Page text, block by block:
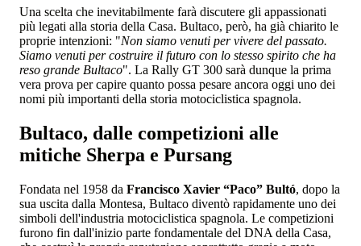
Una scelta che inevitabilmente farà discutere gli appassionati
più legati alla storia della Casa. Bultaco, però, ha già chiarito le
proprie intenzioni: "Non siamo venuti per vivere del passato.
Siamo venuti per costruire il futuro con lo stesso spirito che ha
reso grande Bultaco". La Rally GT 300 sarà dunque la prima
vera prova per capire quanto possa pesare ancora oggi uno dei
nomi più importanti della storia motociclistica spagnola.
Bultaco, dalle competizioni alle
mitiche Sherpa e Pursang
Fondata nel 1958 da Francisco Xavier “Paco” Bultó, dopo la
sua uscita dalla Montesa, Bultaco diventò rapidamente uno dei
simboli dell'industria motociclistica spagnola. Le competizioni
furono fin dall'inizio parte fondamentale del DNA della Casa,